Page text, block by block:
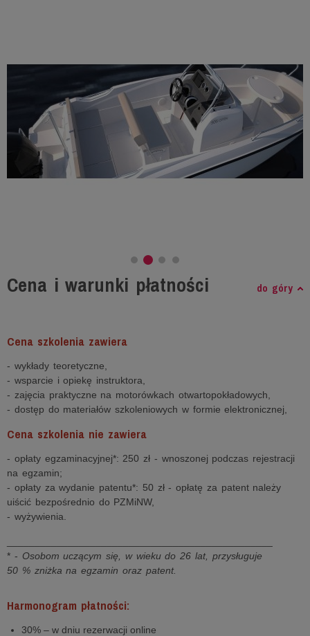
Cena i warunki płatności do góry
Cena szkolenia zawiera
- wykłady teoretyczne,
- wsparcie i opiekę instruktora,
- zajęcia praktyczne na motorówkach otwartopokładowych,
- dostęp do materiałów szkoleniowych w formie elektronicznej,
Cena szkolenia nie zawiera
- opłaty egzaminacyjnej*: 250 zł - wnoszonej podczas rejestracji
na egzamin;
- opłaty za wydanie patentu*: 50 zł - opłatę za patent należy
uiścić bezpośrednio do PZMiNW,
- wyżywienia.
* - Osobom uczącym się, w wieku do 26 lat, przysługuje
50 % zniżka na egzamin oraz patent.
Harmonogram płatności:
30% – w dniu rezerwacji online